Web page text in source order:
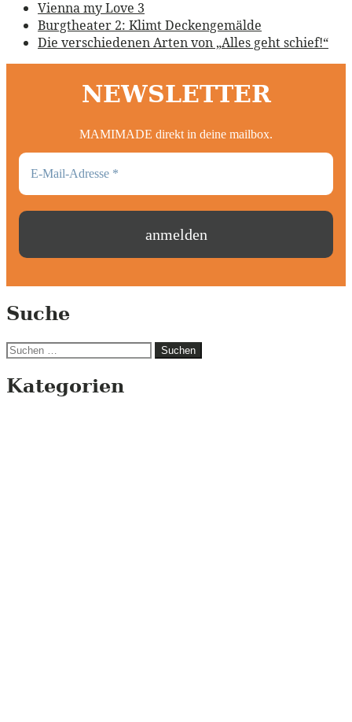
Vienna my Love 3
Burgtheater 2: Klimt Deckengemälde
Die verschiedenen Arten von „Alles geht schief!“
NEWSLETTER
MAMIMADE direkt in deine mailbox.
Suche
Suchen
Kategorien